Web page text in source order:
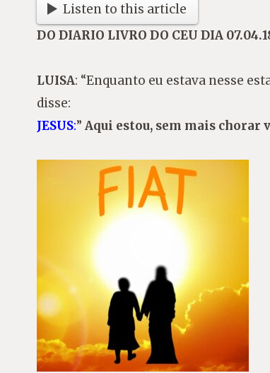
Listen to this article
DO DIARIO LIVRO DO CEU DIA
LUISA: “Enquanto eu estava nesse
disse:
JESUS:” Aqui estou, sem mais chorar